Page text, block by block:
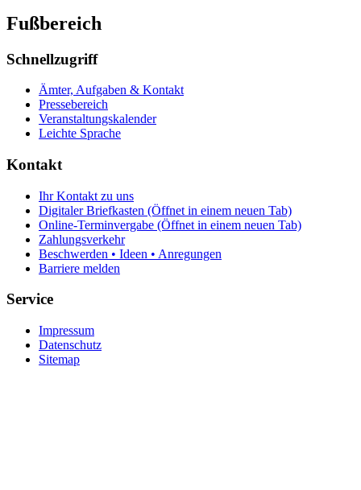
Fußbereich
Schnellzugriff
Ämter, Aufgaben & Kontakt
Pressebereich
Veranstaltungskalender
Leichte Sprache
Kontakt
Ihr Kontakt zu uns
Digitaler Briefkasten (Öffnet in einem neuen Tab)
Online-Terminvergabe (Öffnet in einem neuen Tab)
Zahlungsverkehr
Beschwerden • Ideen • Anregungen
Barriere melden
Service
Impressum
Datenschutz
Sitemap